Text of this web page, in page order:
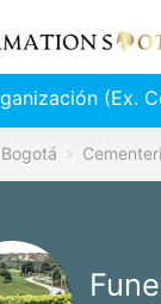
(Ex.
Bogotá